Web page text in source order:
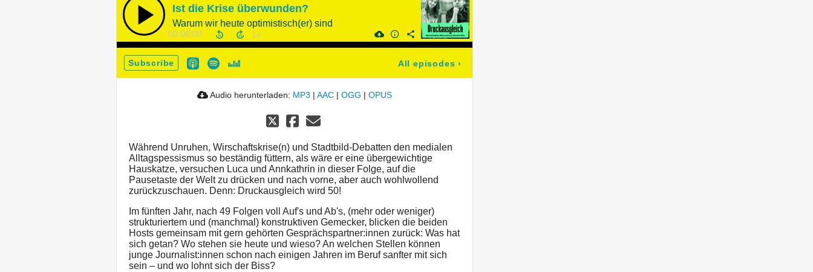
Ist die Krise überwunden?
Warum wir heute optimistisch(er) sind
00:00:00
Subscribe All episodes ›
Audio herunterladen: MP3 | AAC | OGG | OPUS
Während Unruhen, Wirschaftskrise(n) und Stadtbild-Debatten den medialen
Alltagspessismus so beständig füttern, als wäre er eine übergewichtige
Hauskatze, versuchen Luca und Annkathrin in dieser Folge, auf die
Pausetaste der Welt zu drücken und nach vorne, aber auch wohlwollend
zurückzuschauen. Denn: Druckausgleich wird 50!
Im fünften Jahr, nach 49 Folgen voll Auf's und Ab's, (mehr oder weniger)
strukturiertem und (manchmal) konstruktiven Gemecker, blicken die beiden
Hosts gemeinsam mit gern gehörten Gesprächspartner:innen zurück: Was hat
sich getan? Wo stehen sie heute und wieso? An welchen Stellen können
junge Journalist:innen schon nach einigen Jahren im Beruf sanfter mit sich
sein – und wo lohnt sich der Biss?